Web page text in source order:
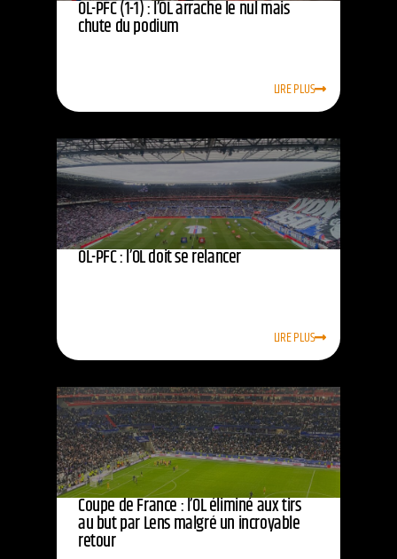
OL-PFC (1-1) : l’OL arrache le nul mais
chute du podium
LIRE PLUS
OL-PFC : l’OL doit se relancer
LIRE PLUS
Coupe de France : l’OL éliminé aux tirs
au but par Lens malgré un incroyable
retour